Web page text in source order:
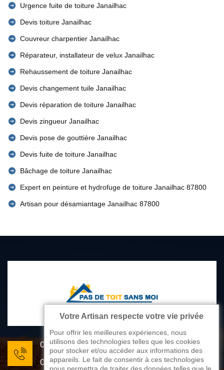
Urgence fuite de toiture Janailhac
Devis toiture Janailhac
Couvreur charpentier Janailhac
Réparateur, installateur de velux Janailhac
Rehaussement de toiture Janailhac
Devis changement tuile Janailhac
Devis réparation de toiture Janailhac
Devis zingueur Janailhac
Devis pose de gouttière Janailhac
Devis fuite de toiture Janailhac
Bâchage de toiture Janailhac
Expert en peinture et hydrofuge de toiture Janailhac 87800
Artisan pour désamiantage Janailhac 87800
05 33 06 22 81
07 80 33 28 62
Votre Artisan respecte votre vie privée
Pour offrir les meilleures expériences, nous
utilisons des technologies telles que les cookies
pour stocker et/ou accéder aux informations des
appareils. Le fait de consentir à ces technologies